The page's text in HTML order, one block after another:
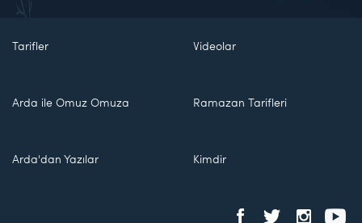
Tarifler Videolar
Arda ile Omuz Omuza Ramazan Tarifleri
Arda'dan Yazılar Kimdir